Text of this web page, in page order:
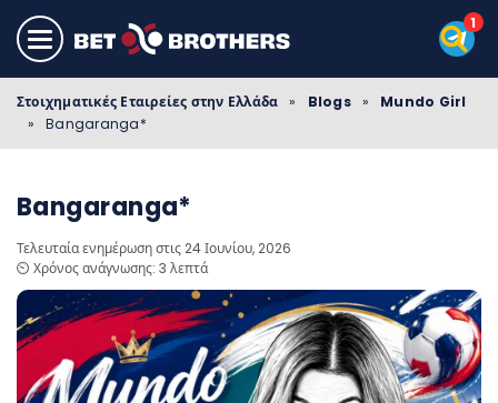
Στοιχηματικές Εταιρείες στην Ελλάδα » Blogs »
Mundo Girl
»
Bangaranga*
Bangaranga*
Τελευταία ενημέρωση στις 24 Ιουνίου, 2026
⏲️ Χρόνος ανάγνωσης: 3 λεπτά